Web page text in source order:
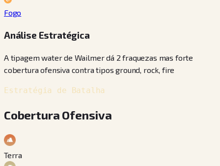
Fogo
Análise Estratégica
A tipagem water de Wailmer dá 2 fraquezas mas forte
cobertura ofensiva contra tipos ground, rock, fire
Estratégia de Batalha
Cobertura Ofensiva
Terra